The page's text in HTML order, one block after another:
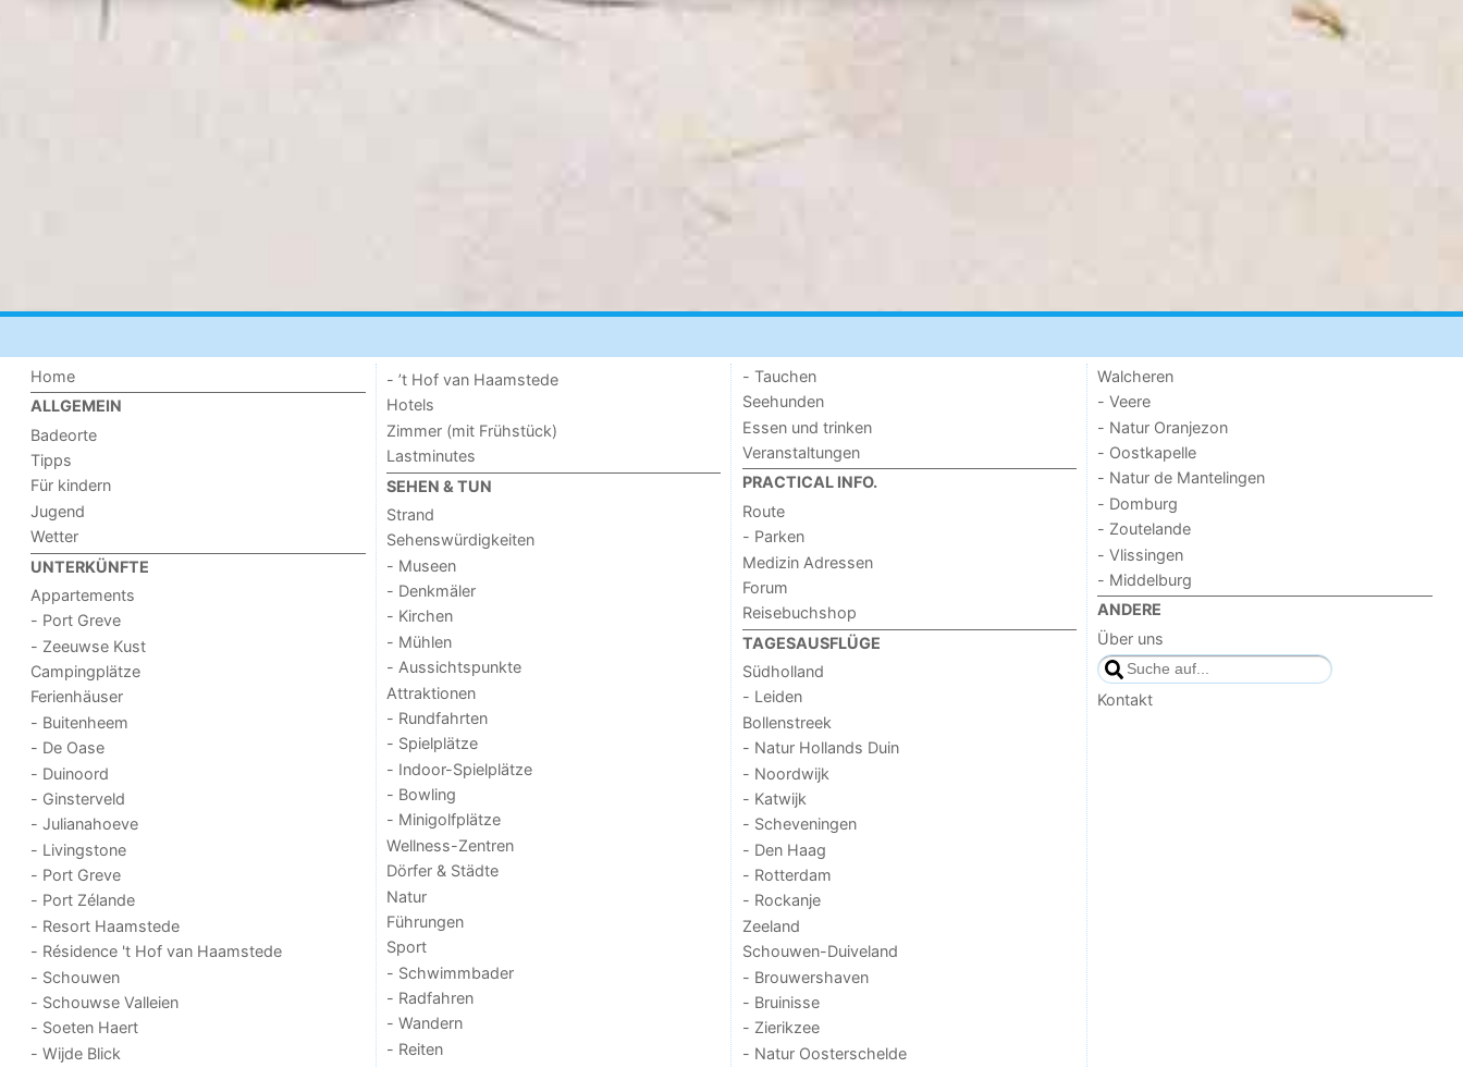
Home
ALLGEMEIN
Badeorte
Tipps
Für kindern
Jugend
Wetter
UNTERKÜNFTE
Appartements
- Port Greve
- Zeeuwse Kust
Campingplätze
Ferienhäuser
- Buitenheem
- De Oase
- Duinoord
- Ginsterveld
- Julianahoeve
- Livingstone
- Port Greve
- Port Zélande
- Resort Haamstede
- Résidence 't Hof van Haamstede
- Schouwen
- Schouwse Valleien
- Soeten Haert
- Wijde Blick
- ’t Hof van Haamstede
Hotels
Zimmer (mit Frühstück)
Lastminutes
SEHEN & TUN
Strand
Sehenswürdigkeiten
- Museen
- Denkmäler
- Kirchen
- Mühlen
- Aussichtspunkte
Attraktionen
- Rundfahrten
- Spielplätze
- Indoor-Spielplätze
- Bowling
- Minigolfplätze
Wellness-Zentren
Dörfer & Städte
Natur
Führungen
Sport
- Schwimmbader
- Radfahren
- Wandern
- Reiten
- Tauchen
Seehunden
Essen und trinken
Veranstaltungen
PRACTICAL INFO.
Route
- Parken
Medizin Adressen
Forum
Reisebuchshop
TAGESAUSFLÜGE
Südholland
- Leiden
Bollenstreek
- Natur Hollands Duin
- Noordwijk
- Katwijk
- Scheveningen
- Den Haag
- Rotterdam
- Rockanje
Zeeland
Schouwen-Duiveland
- Brouwershaven
- Bruinisse
- Zierikzee
- Natur Oosterschelde
Walcheren
- Veere
- Natur Oranjezon
- Oostkapelle
- Natur de Mantelingen
- Domburg
- Zoutelande
- Vlissingen
- Middelburg
ANDERE
Über uns
Kontakt